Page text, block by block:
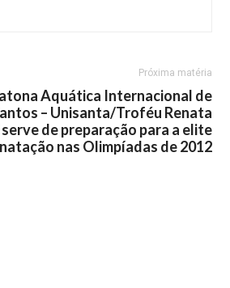
Próxima matéria
Aquática Internacional de
– Unisanta/Troféu Renata
de preparação para a elite
nas Olimpíadas de 2012